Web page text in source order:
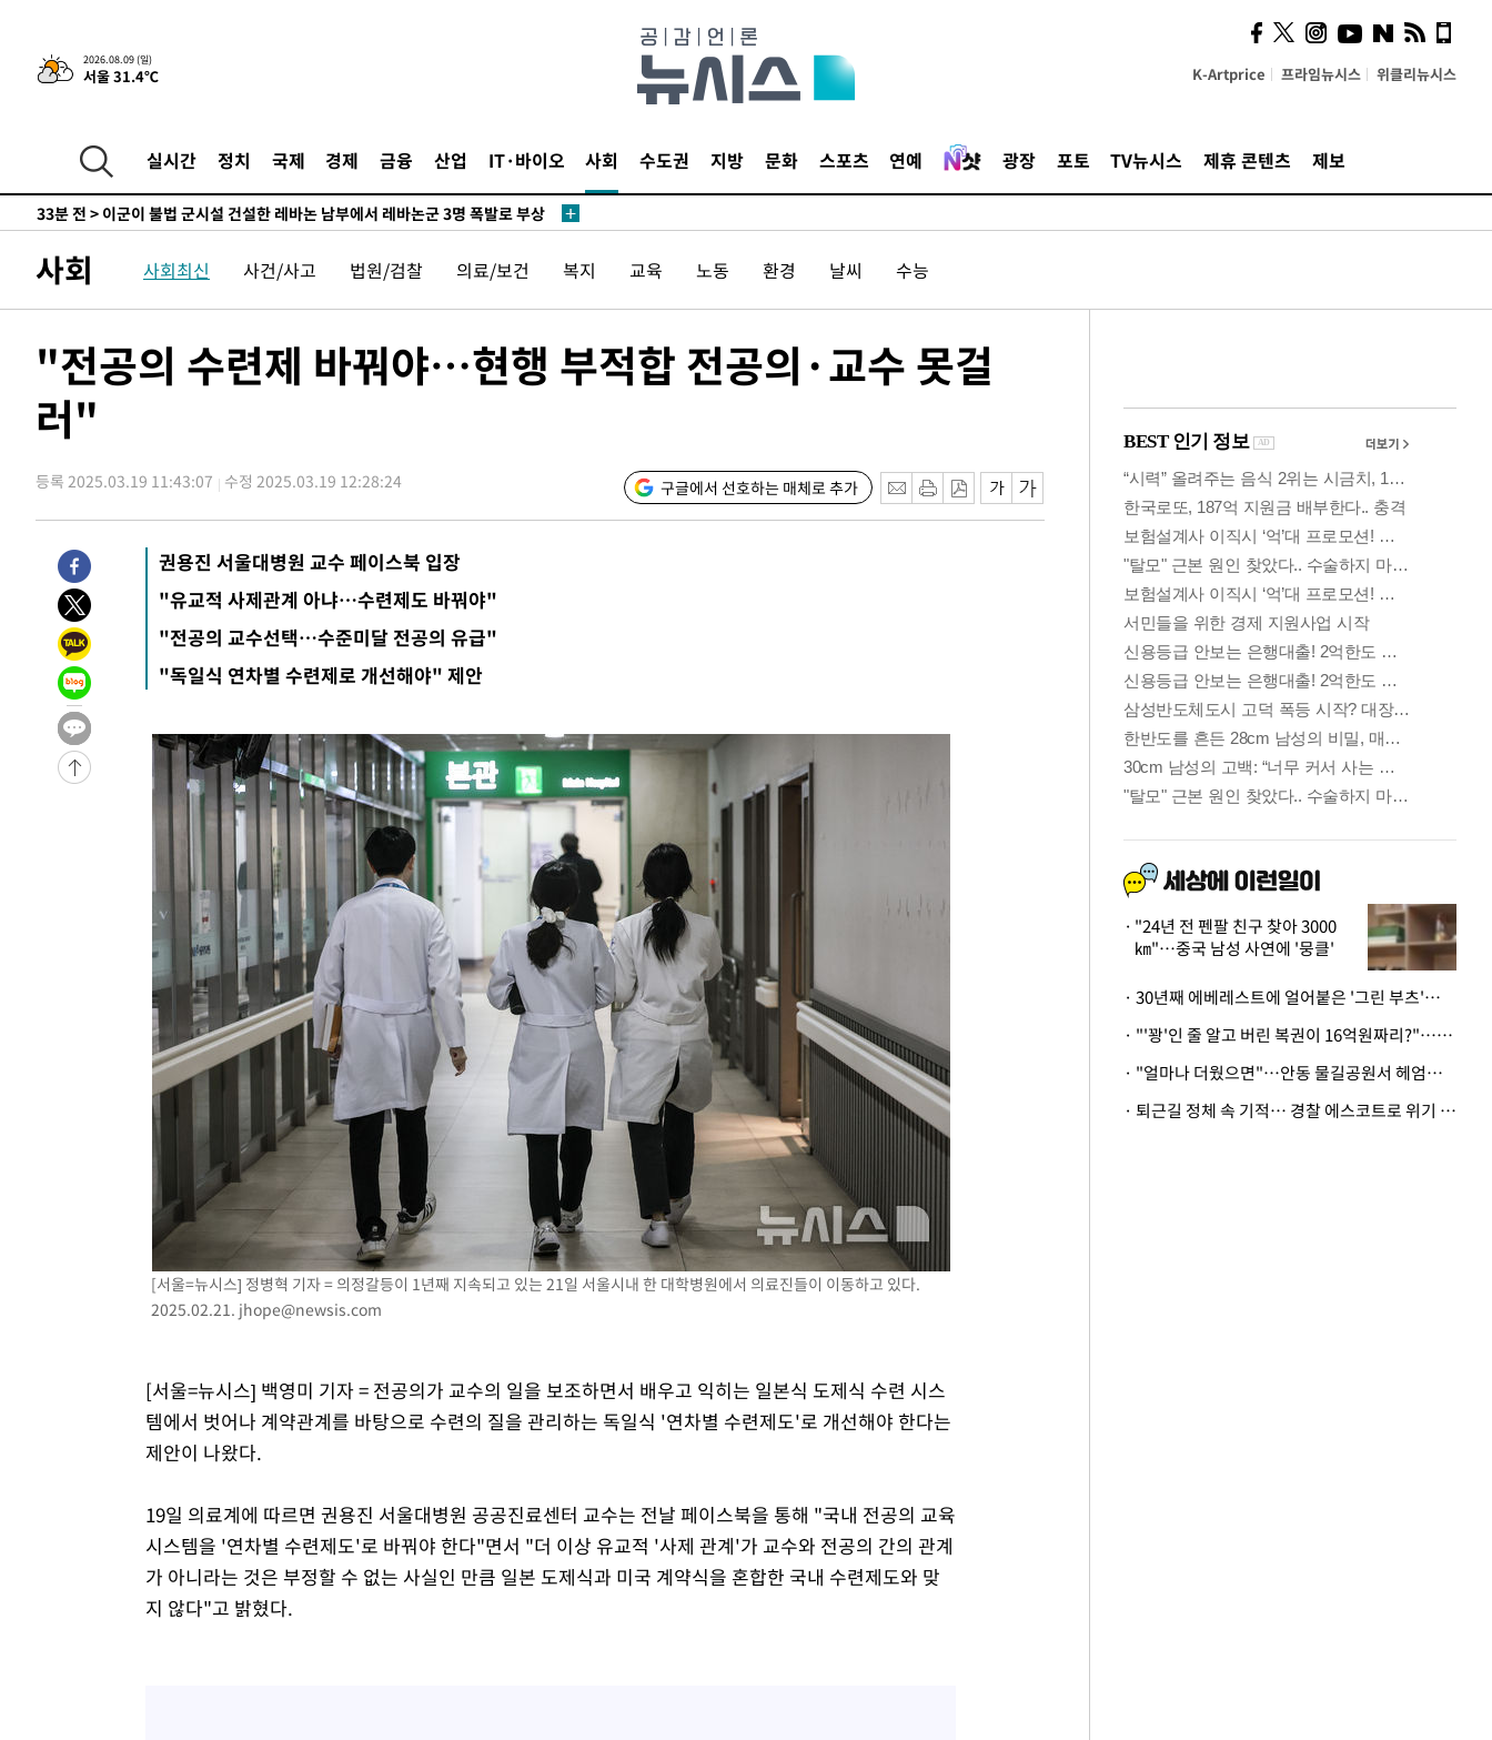
2026.08.09 (일)
서울 31.4℃ K-Artprice 프라임뉴시스 위클리뉴시스
실시간 정치 국제 경제 금융 산업 IT·바이오 사회 수도권 지방 문화 스포츠 연예 광장 포토 TV뉴시스 제휴 콘텐츠 제보
-22057초 전 >'2경기 연속 침묵' 손흥민, 톨루카전 68분만 뛰고 슈팅 0개
-20809초 전 >이강인, 오늘 서울서 AT마드리드 입단식…'전례 없는 특급대우'
-7162초 전 >
콜롬비아 신임 우파 대통령 취임 하루만에 차량폭탄 폭발 사건
-756초 전 >
33분 전 > 이군이 불법 군시설 건설한 레바논 남부에서 레바논군 3명 폭발로 부상
1시간 전 >
美 국방부, 켄달 전 공군장관 보안허가 취소…“에어포스원 기밀정보, 언
1시간 전 >‘축구의 신’ 아르헨티나 축구 선수 메시의 부친 지병 별세
-27513초 전 >[속보]장은수, KLPGA 제주삼다수 역전 우승…데뷔 10년 차에 첫
정상
-22878초 전 >
-22805초 전 >
-20829초 전 >이강인, 오늘 서울서 AT마드리드 입단식…'전례 없는 특급대우'
-7711초 전 >'여긴 20도, 저긴 50도'…열화상 카메라로 본 폭염 저감시설 '온도
-7182초 전 >
콜롬비아 신임 우파 대통령 취임 하루만에 차량폭탄 폭발 사건
-776초 전 >
튀르키예 외무장관, "메카 3국 방위협정은 이란이 목표 아냐 " 밝혀
33분 전 >
1시간 전 >
[속보]美중부 사령관, 이스라엘 긴급방문 다중화된 전선 상황 논의
1시간 전 >
美 국방부, 켄달 전 공군장관 보안허가 취소…“에어포스원 기밀정보, 언
론 누출”
1시간 전 >
1시간 전 >
“美 이란전 무기 소진…북한과 분쟁시 주한 미군 취약해질 수 있어”
사회 사회최신 사건/사고 법원/검찰 의료/보건 복지 교육 노동 환경 날씨 수능
"전공의 수련제 바꿔야…현행 부적합 전공의·교수 못걸
러"
등록 2025.03.19 11:43:07 수정 2025.03.19 12:28:24 구글에서 선호하는 매체로 추가
권용진 서울대병원 교수 페이스북 입장
"유교적 사제관계 아냐…수련제도 바꿔야"
"전공의 교수선택…수준미달 전공의 유급"
"독일식 연차별 수련제로 개선해야" 제안
[서울=뉴시스] 정병혁 기자 = 의정갈등이 1년째 지속되고 있는 21일 서울시내 한 대학병원에서 의료진들이 이동하고 있다.
2025.02.21. jhope@newsis.com
[서울=뉴시스] 백영미 기자 = 전공의가 교수의 일을 보조하면서 배우고 익히는 일본식 도제식 수련 시스
템에서 벗어나 계약관계를 바탕으로 수련의 질을 관리하는 독일식 '연차별 수련제도'로 개선해야 한다는
제안이 나왔다.
19일 의료계에 따르면 권용진 서울대병원 공공진료센터 교수는 전날 페이스북을 통해 "국내 전공의 교육
시스템을 '연차별 수련제도'로 바꿔야 한다"면서 "더 이상 유교적 '사제 관계'가 교수와 전공의 간의 관계
가 아니라는 것은 부정할 수 없는 사실인 만큼 일본 도제식과 미국 계약식을 혼합한 국내 수련제도와 맞
지 않다"고 밝혔다.
사이 해답 찾았죠"…알을
깨고 나온 '초자아'
"24년 전 펜팔 친구 찾아 3000
㎞"…중국 남성 사연에 '뭉클'
· 30년째 에베레스트에 얼어붙은 '그린 부츠'…드디어 가족 품으로
· "'꽝'인 줄 알고 버린 복권이 16억원짜리?"…극적으로 되찾은 사연
· "얼마나 더웠으면"…안동 물길공원서 헤엄친 구렁이 '소동'
· 퇴근길 정체 속 기적… 경찰 에스코트로 위기 넘긴 생후 2일 신생아